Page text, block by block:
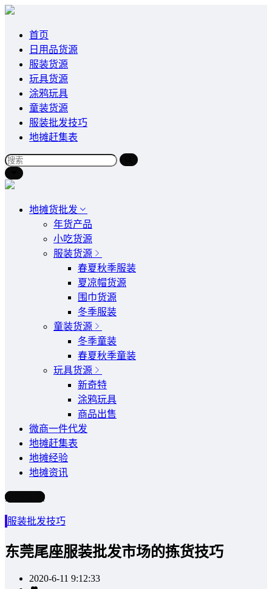
首页
日用品货源
服装货源
玩具货源
涂鸦玩具
童装货源
服装批发技巧
地摊赶集表
地摊货批发
年货产品
小吃货源
服装货源
春夏秋季服装
夏凉帽货源
围巾货源
冬季服装
童装货源
冬季童装
春夏秋季童装
玩具货源
新奇特
涂鸦玩具
商品出售
微商一件代发
地摊赶集表
地摊经验
地摊资讯
写文章
服装批发技巧
东莞尾座服装批发市场的拣货技巧
2020-6-11 9:12:33